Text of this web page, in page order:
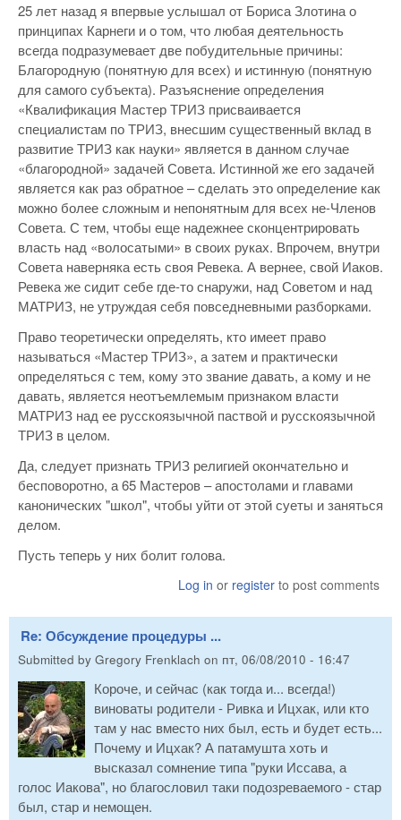
25 лет назад я впервые услышал от Бориса Злотина о
принципах Карнеги и о том, что любая деятельность
всегда подразумевает две побудительные причины:
Благородную (понятную для всех) и истинную (понятную
для самого субъекта). Разъяснение определения
«Квалификация Мастер ТРИЗ присваивается
специалистам по ТРИЗ, внесшим существенный вклад в
развитие ТРИЗ как науки» является в данном случае
«благородной» задачей Совета. Истинной же его задачей
является как раз обратное – сделать это определение как
можно более сложным и непонятным для всех не-Членов
Совета. С тем, чтобы еще надежнее сконцентрировать
власть над «волосатыми» в своих руках. Впрочем, внутри
Совета наверняка есть своя Ревека. А вернее, свой Иаков.
Ревека же сидит себе где-то снаружи, над Советом и над
МАТРИЗ, не утруждая себя повседневными разборками.
Право теоретически определять, кто имеет право
называться «Мастер ТРИЗ», а затем и практически
определяться с тем, кому это звание давать, а кому и не
давать, является неотъемлемым признаком власти
МАТРИЗ над ее русскоязычной паствой и русскоязычной
ТРИЗ в целом.
Да, следует признать ТРИЗ религией окончательно и
бесповоротно, а 65 Мастеров – апостолами и главами
канонических "школ", чтобы уйти от этой суеты и заняться
делом.
Пусть теперь у них болит голова.
Log in or register to post comments
Re: Обсуждение процедуры ...
Submitted by Gregory Frenklach on пт, 06/08/2010 - 16:47
Короче, и сейчас (как тогда и... всегда!)
виноваты родители - Ривка и Ицхак, или кто
там у нас вместо них был, есть и будет есть...
Почему и Ицхак? А патамушта хоть и
высказал сомнение типа "руки Иссава, а
голос Иакова", но благословил таки подозреваемого - стар
был, стар и немощен.